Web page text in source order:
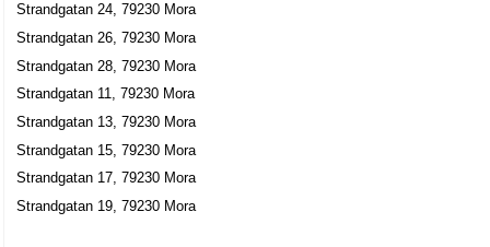
0250-71100
Strandgatan 26, 79230 Mora
Curt Andersson Skog & Mark AB
Curt Lennart Andersson
0250-593724
Strandgatan 6, 79230 Mora
Mora Köpcentrum AB
Jan Torbjörn Haaga
Strandgatan 24, 79230 Mora
Strandgatan 26, 79230 Mora
Strandgatan 28, 79230 Mora
Strandgatan 11, 79230 Mora
Strandgatan 13, 79230 Mora
Strandgatan 15, 79230 Mora
Strandgatan 17, 79230 Mora
Strandgatan 19, 79230 Mora